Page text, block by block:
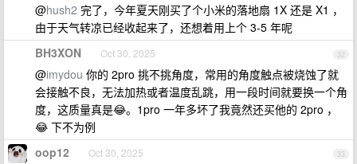
@hush2 完了，今年夏天刚买了个小米的落地扇 1X 还是 X1 ，
由于天气转凉已经收起来了，还想着用上个 3-5 年呢
32
BH3XON Oct 30, 2025
@imydou 你的 2pro 挑不挑角度，常用的角度触点被烧蚀了就
会接触不良，无法加热或者温度乱跳，用一段时间就要换一个角
度，这质量真是😂。1pro 一年多坏了我竟然还买他的 2pro ，
😂 下不为例
33
oop12 Oct 30, 2025